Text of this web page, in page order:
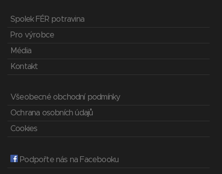
Spolek FÉR potravina
Pro výrobce
Média
Kontakt
Všeobecné obchodní podmínky
Ochrana osobních údajů
Cookies
Podpořte nás na Facebooku